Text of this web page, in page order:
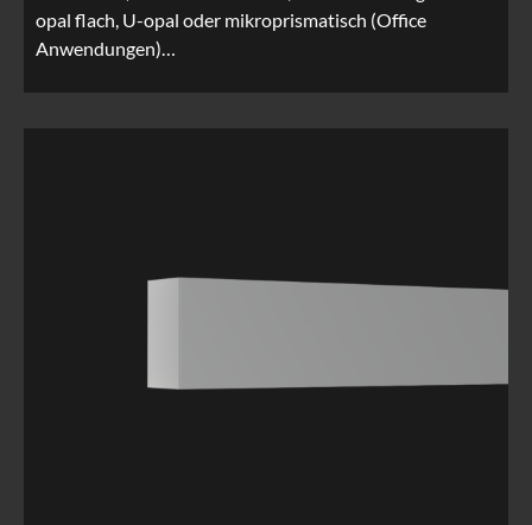
opal flach, U-opal oder mikroprismatisch (Office
Anwendungen)…